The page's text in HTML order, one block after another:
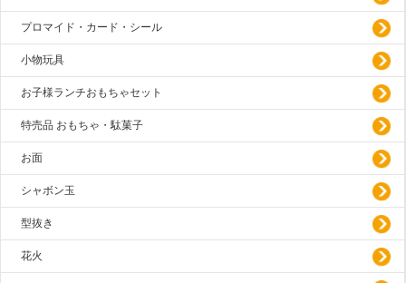
プロマイド・カード・シール
小物玩具
お子様ランチおもちゃセット
特売品 おもちゃ・駄菓子
お面
シャボン玉
型抜き
花火